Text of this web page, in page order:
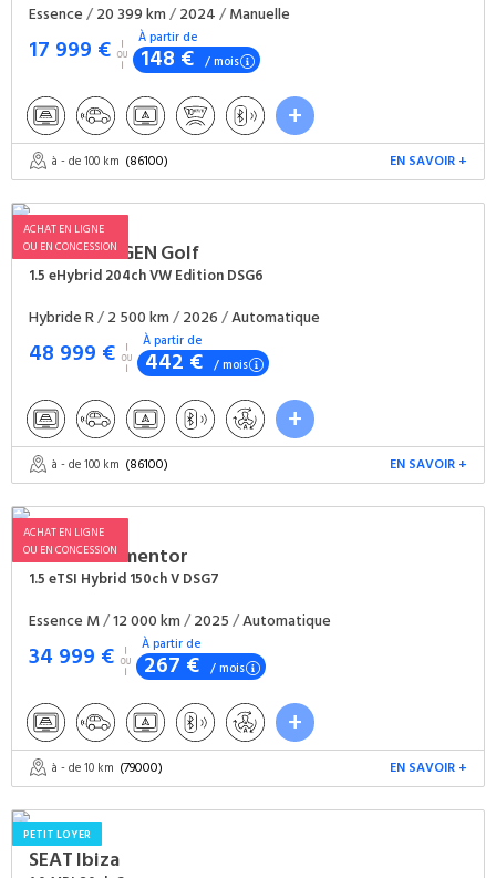
Essence/20 399 km/2024/Manuelle
17 999 € À partir de
148 € / mois
à - de 100 km (86100) EN SAVOIR +
ACHAT EN LIGNE
OU EN CONCESSION
VOLKSWAGENGolf
1.5 eHybrid 204ch VW Edition DSG6
Hybride R/2 500 km/2026/Automatique
48 999 € À partir de
442 € / mois
à - de 100 km (86100) EN SAVOIR +
ACHAT EN LIGNE
OU EN CONCESSION
CUPRAFormentor
1.5 eTSI Hybrid 150ch V DSG7
Essence M/12 000 km/2025/Automatique
34 999 € À partir de
267 € / mois
à - de 10 km (79000) EN SAVOIR +
PETIT LOYER
SEATIbiza